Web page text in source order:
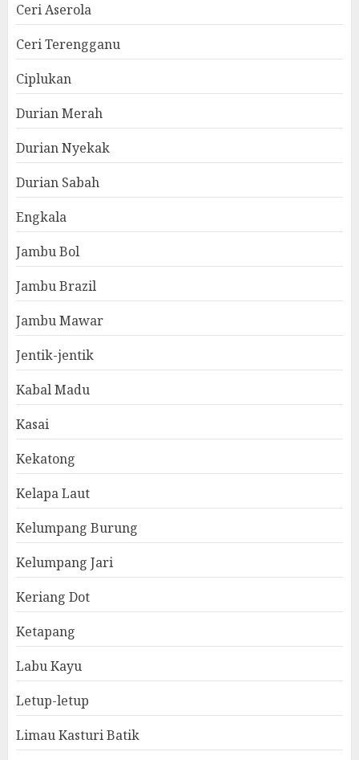
Ceri Aserola
Ceri Terengganu
Ciplukan
Durian Merah
Durian Nyekak
Durian Sabah
Engkala
Jambu Bol
Jambu Brazil
Jambu Mawar
Jentik-jentik
Kabal Madu
Kasai
Kekatong
Kelapa Laut
Kelumpang Burung
Kelumpang Jari
Keriang Dot
Ketapang
Labu Kayu
Letup-letup
Limau Kasturi Batik